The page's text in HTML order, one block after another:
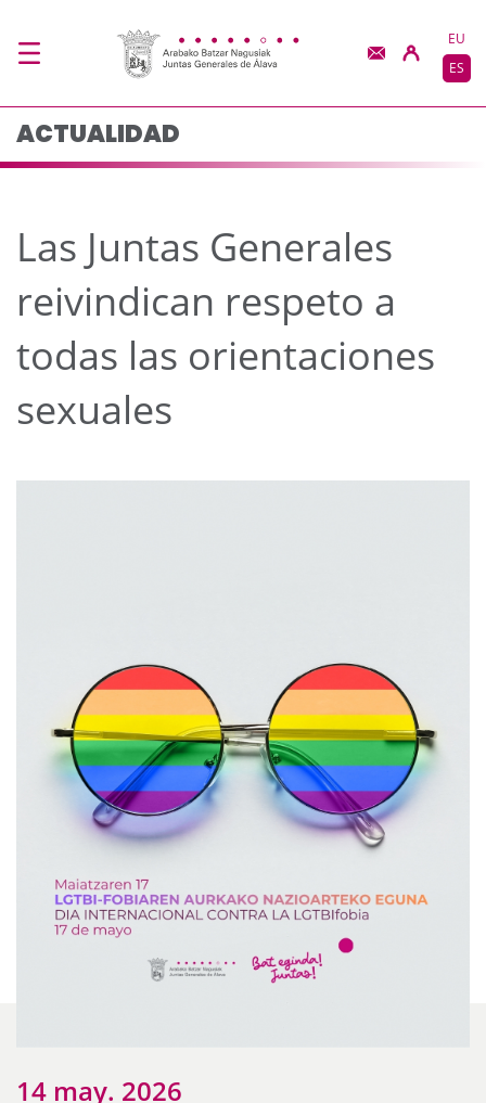
Las Juntas GeneralesEU
ES
ACTUALIDAD
Las Juntas Generales
reivindican respeto a
todas las orientaciones
sexuales
14 may. 2026